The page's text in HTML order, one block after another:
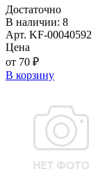
Достаточно
В наличии: 8
Арт. KF-00040592
Цена
от 70 ₽
В корзину